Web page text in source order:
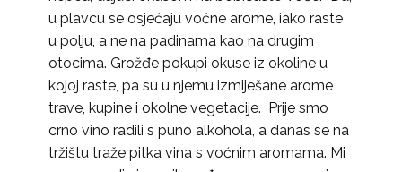
u plavcu se osjećaju voćne arome, iako raste
u polju, a ne na padinama kao na drugim
otocima. Grožđe pokupi okuse iz okoline u
kojoj raste, pa su u njemu izmiješane arome
trave, kupine i okolne vegetacije. Prije smo
crno vino radili s puno alkohola, a danas se na
tržištu traže pitka vina s voćnim aromama. Mi